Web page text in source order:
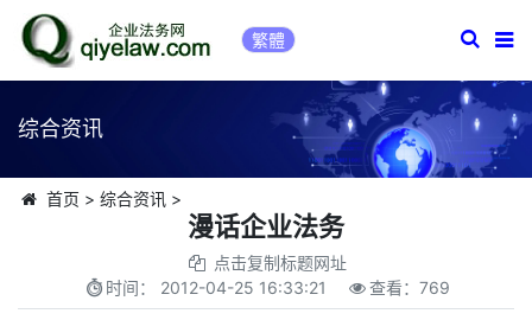
繁體
综合资讯
首页 > 综合资讯>
漫话企业法务
点击复制标题网址
时间： 2012-04-25 16:33:21 查看： 769